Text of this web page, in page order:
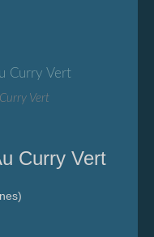
Vert
Curry Vert